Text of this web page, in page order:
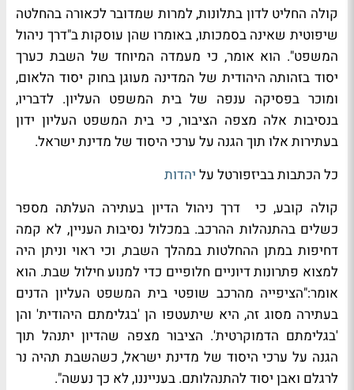
קולה החליט לדון בתלונות, למרות שמדובר לכאורה בהחלטה
שיפוטית שאינה בסמכותו, באומרו שהן עוסקות ב"דרך ניהול
המשפט". הוא אומר, כי מעמדה המיוחד של השבת כערך
יסוד בזהותה היהודית של המדינה מעוגן בחוק יסוד הלאום,
ומוכר בפסיקה ענפה של בית המשפט העליון. לדבריו,
בנסיבות אלה מצפה הציבור, כי בית המשפט העליון ידון
בעתירות אלו תוך הגנה על ערכי היסוד של מדינת ישראל.
כל הכתבות בביזפורטל על יהדות
קולה קובע, כי דרך ניהול הדיון בעתירה העלתה מספר
כשלים בהתנהלות ההרכב. במכלול נסיבות העניין, לא קמה
דחיפות במתן ההחלטות במהלך השבת, וכי ראוי וניתן היה
למצוא פתרונות דיוניים חלופיים כדי למנוע חילול שבת. הוא
אומר:"הציפייה מהרכב שופטי בית המשפט העליון הדנים
בעתירה מסוג זה, היא שיתעטפו הן 'בגלימתם היהודית' והן
'בגלימתם הדמוקרטית'. הציבור מצפה שהדיון יתנהל תוך
הגנה על ערכי היסוד של מדינת ישראל, כשהשבת תהיה נר
לרגלם ואבן יסוד להתנהלותם. בענייננו, לא כך נעשה".